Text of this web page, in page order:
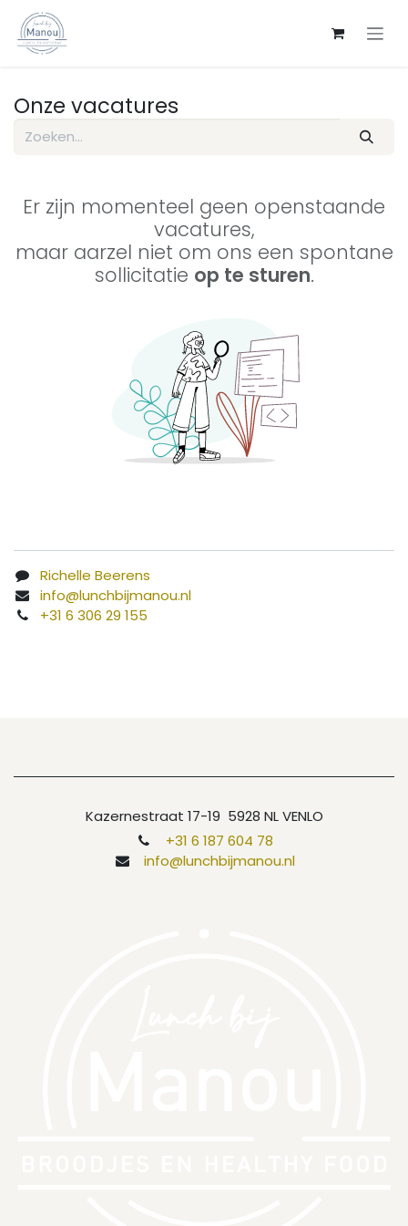
Overslaan naar inhoud
Onze vacatures
Er zijn momenteel geen openstaande
vacatures,
maar aarzel niet om ons een spontane
sollicitatie op te sturen.
Richelle Beerens
info@lunchbijmanou.nl
+31 6 306 29 155
Kazernestraat 17-19 5928 NL VENLO
+31 6 187 604 78
info@lunchbijmanou.nl